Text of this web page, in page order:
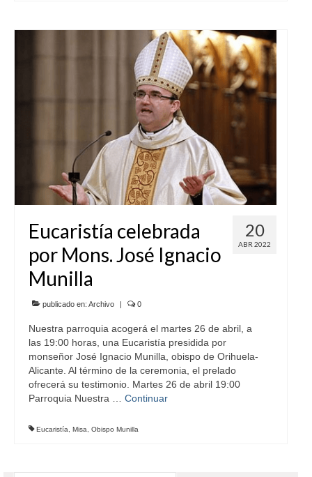
20
ABR 2022
Eucaristía celebrada
por Mons. José Ignacio
Munilla
publicado en: Archivo | 0
Nuestra parroquia acogerá el martes 26 de abril, a
las 19:00 horas, una Eucaristía presidida por
monseñor José Ignacio Munilla, obispo de Orihuela-
Alicante. Al término de la ceremonia, el prelado
ofrecerá su testimonio. Martes 26 de abril 19:00
Parroquia Nuestra … Continuar
Eucaristía Misa Obispo Munilla